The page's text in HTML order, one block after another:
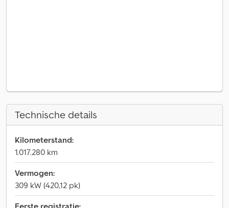
Technische details
Kilometerstand:
1.017.280 km
Vermogen:
309 kW (420,12 pk)
Eerste registratie: